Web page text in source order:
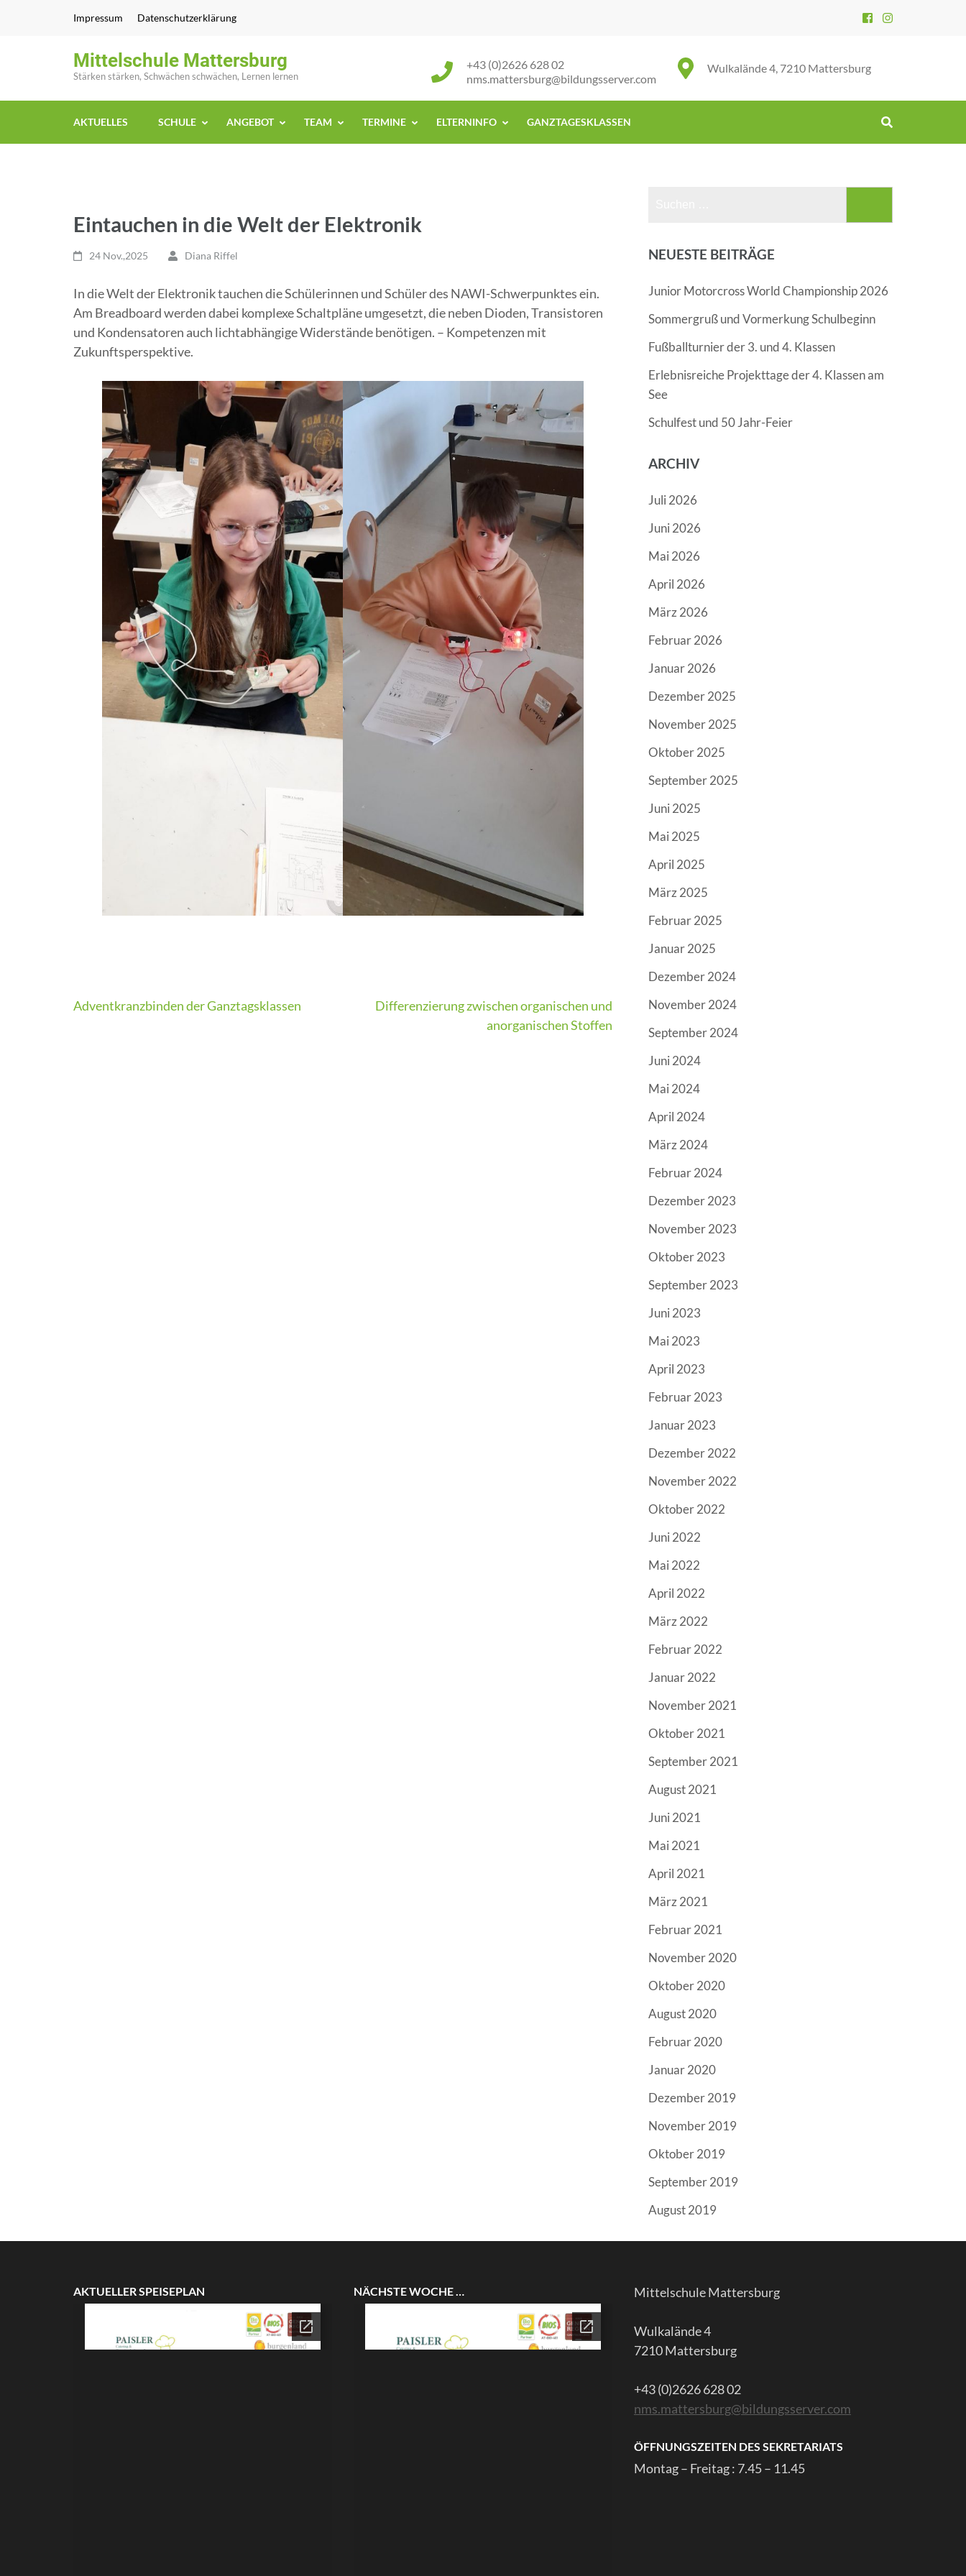
Impressum Datenschutzerklärung
Mittelschule Mattersburg
Stärken stärken, Schwächen schwächen, Lernen lernen
Wulkalände 4, 7210 Mattersburg
+43 (0)2626 628 02
nms.mattersburg@bildungsserver.com
AKTUELLES SCHULE ANGEBOT TEAM TERMINE ELTERNINFO GANZTAGESKLASSEN
Eintauchen in die Welt der Elektronik
24 Nov.,2025 Diana Riffel
In die Welt der Elektronik tauchen die Schülerinnen und Schüler des NAWI-Schwerpunktes ein.
Am Breadboard werden dabei komplexe Schaltpläne umgesetzt, die neben Dioden, Transistoren
und Kondensatoren auch lichtabhängige Widerstände benötigen. – Kompetenzen mit
Zukunftsperspektive.
Beitragsnavigation
Adventkranzbinden der Ganztagsklassen
Differenzierung zwischen organischen und
anorganischen Stoffen
NEUESTE BEITRÄGE
Junior Motorcross World Championship 2026
Sommergruß und Vormerkung Schulbeginn
Fußballturnier der 3. und 4. Klassen
Erlebnisreiche Projekttage der 4. Klassen am
See
Schulfest und 50 Jahr-Feier
ARCHIV
Juli 2026
Juni 2026
Mai 2026
April 2026
März 2026
Februar 2026
Januar 2026
Dezember 2025
November 2025
Oktober 2025
September 2025
Juni 2025
Mai 2025
April 2025
März 2025
Februar 2025
Januar 2025
Dezember 2024
November 2024
September 2024
Juni 2024
Mai 2024
April 2024
März 2024
Februar 2024
Dezember 2023
November 2023
Oktober 2023
September 2023
Juni 2023
Mai 2023
April 2023
Februar 2023
Januar 2023
Dezember 2022
November 2022
Oktober 2022
Juni 2022
Mai 2022
April 2022
März 2022
Februar 2022
Januar 2022
November 2021
Oktober 2021
September 2021
August 2021
Juni 2021
Mai 2021
April 2021
März 2021
Februar 2021
November 2020
Oktober 2020
August 2020
Februar 2020
Januar 2020
Dezember 2019
November 2019
Oktober 2019
September 2019
August 2019
AKTUELLER SPEISEPLAN NÄCHSTE WOCHE … Mittelschule Mattersburg
Wulkalände 4
7210 Mattersburg
+43 (0)2626 628 02
nms.mattersburg@bildungsserver.com
ÖFFNUNGSZEITEN DES SEKRETARIATS
Montag – Freitag : 7.45 – 11.45